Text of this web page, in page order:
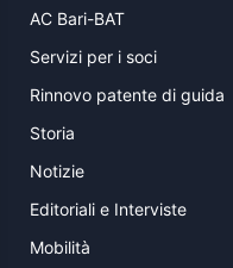
AC Bari-BAT
Servizi per i soci
Rinnovo patente di guida
Storia
Notizie
Editoriali e Interviste
Mobilità